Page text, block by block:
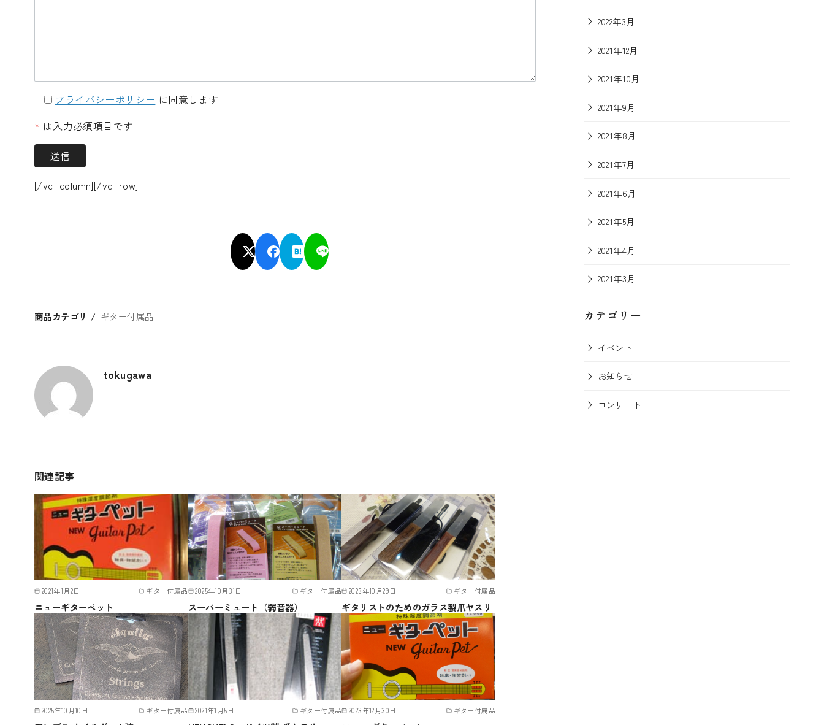
プライバシーポリシー に同意します
* は入力必須項目です
[/vc_column][/vc_row]
商品カテゴリ ギター付属品
tokugawa
関連記事
2021年1月2日 ギター付属品
ニューギターペット
2025年10月31日 ギター付属品
スーパーミュート（弱音器）
2023年10月29日 ギター付属品
ギタリストのためのガラス製爪ヤスリ
2025年10月10日 ギター付属品 2021年1月5日 ギター付属品 2023年12月30日 ギター付属品
2022年3月
2021年12月
2021年10月
2021年9月
2021年8月
2021年7月
2021年6月
2021年5月
2021年4月
2021年3月
カテゴリー
イベント
お知らせ
コンサート